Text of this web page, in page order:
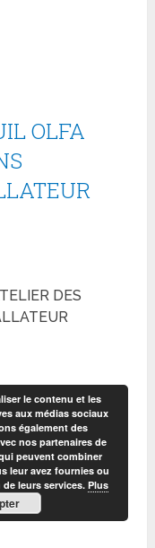
OLFA
DES
le contenu et les
aux médias sociaux
également des
nos partenaires de
peuvent combiner
leur avez fournies ou
leurs services. Plus